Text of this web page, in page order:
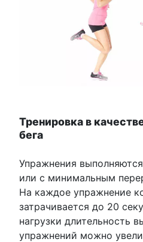
Тренировка в
бега
Упражнения
или с минимальным
На каждое упражнение
затрачивается до 20
нагрузки длительность
упражнений можно